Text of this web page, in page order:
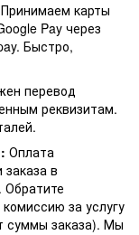
Принимаем карты
Pay через
Быстро,
перевод
реквизитам.
Оплата
в
Обратите
за услугу
суммы заказа). Мы